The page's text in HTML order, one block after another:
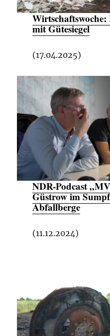
Wirtschaftswoche:
mit Gütesiegel
(17.04.2025)
NDR-Podcast
Güstrow im
Abfallberge
(11.12.2024)